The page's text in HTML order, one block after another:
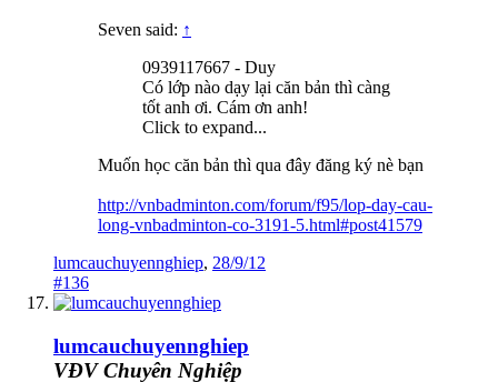
Seven said: ↑
0939117667 - Duy
Có lớp nào dạy lại căn bản thì càng
tốt anh ơi. Cám ơn anh!
Click to expand...
Muốn học căn bản thì qua đây đăng ký nè bạn
http://vnbadminton.com/forum/f95/lop-day-cau-
long-vnbadminton-co-3191-5.html#post41579
lumcauchuyennghiep, 28/9/12
#136
lumcauchuyennghiep
VĐV Chuyên Nghiệp